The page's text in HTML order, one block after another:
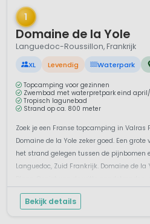
1 / 12
1
Domaine de la Yole
Languedoc-Roussillon, Frankrijk
XL Levendig Waterpark
Topcamping voor gezinnen
Zwembad met waterpretpark eind
Tropisch lagunebad
Strand op ca. 800 meter
Zoek je een Franse topcamping in Valras
Domaine de la Yole zeker goed. Een
het strand gelegen tussen de pijnbomen
Languedoc, Zuid Frankrijk. Domaine de
Bekijk details